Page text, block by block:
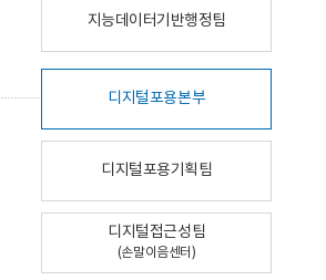
지능데이터기반행정팀
디지털포용본부
디지털포용기획팀
디지털접근성팀
(손말이음센터)